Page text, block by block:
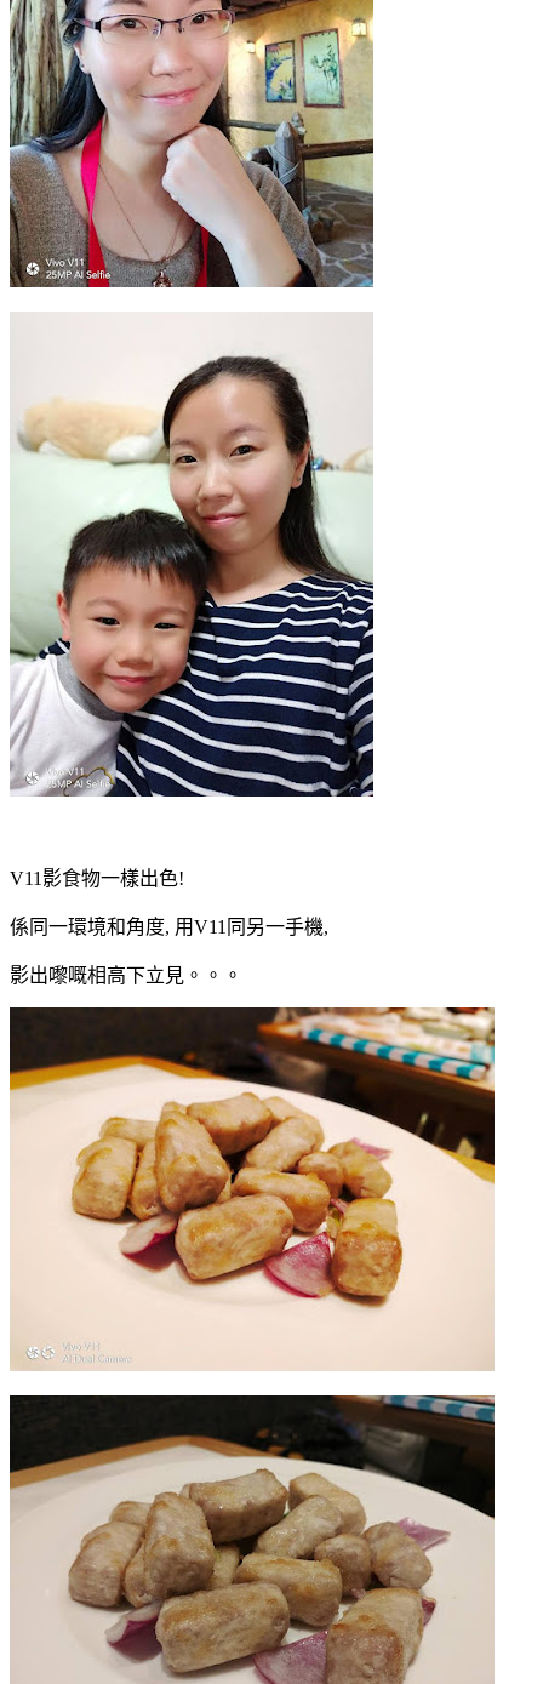
V11影食物一樣出色!
係同一環境和角度, 用V11同另一手機,
影出嚟嘅相高下立見。。。